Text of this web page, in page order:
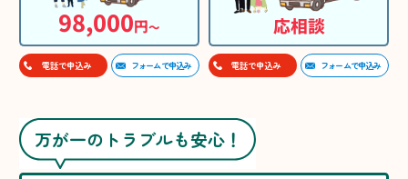
98,000円〜
電話で申込み フォームで申込み
応相談
電話で申込み フォームで申込み
万が一のトラブルも安心！